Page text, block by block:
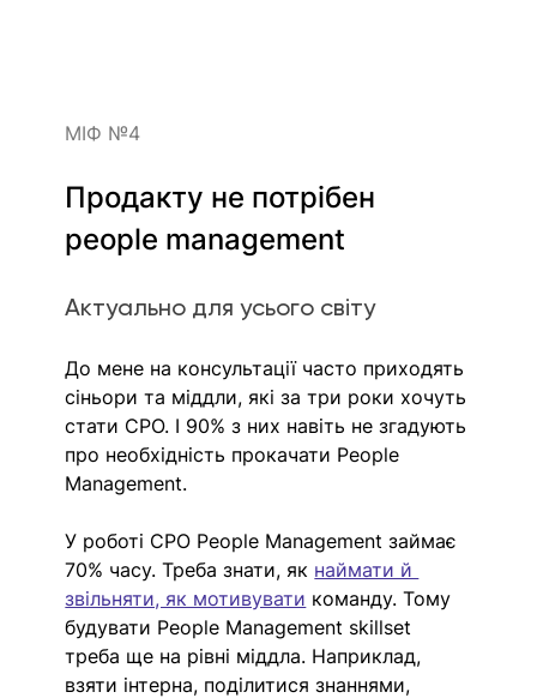
МІФ №4
Продакту не потрібен
people management
Актуально для усього світу
До мене на консультації часто приходять
сіньори та міддли, які за три роки хочуть
стати CPO. І 90% з них навіть не згадують
про необхідність прокачати People
Management.
У роботі CPO People Management займає
70% часу. Треба знати, як наймати й
звільняти, як мотивувати команду. Тому
будувати People Management skillset
треба ще на рівні міддла. Наприклад,
взяти інтерна, поділитися знаннями,